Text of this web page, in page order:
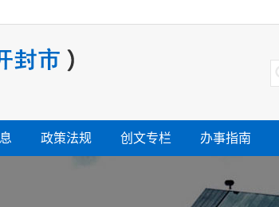
政策法规 创文专栏 办事指南